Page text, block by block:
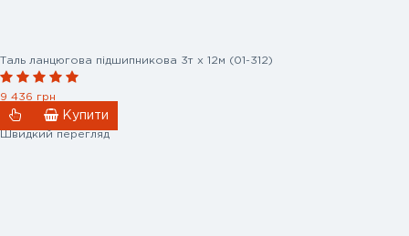
Таль ланцюгова підшипникова 3т х 12м (01-312)
9 436 грн
Купити
Швидкий перегляд